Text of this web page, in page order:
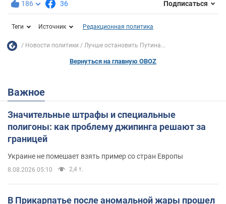
186 36 Подписаться
Теги Источник Редакционная политика
Новости политики Лучше остановить Путина...
Вернуться на главную OBOZ
Важное
Значительные штрафы и специальные
полигоны: как проблему джипинга решают за
границей
Украине не помешает взять пример со стран Европы
8.08.2026 05:10 2,4 т.
В Прикарпатье после аномальной жары прошел